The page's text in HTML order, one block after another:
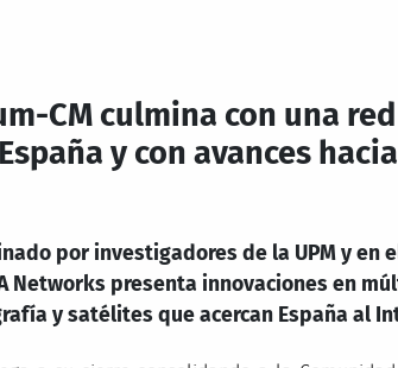
CM culmina con una
y con avances
por investigadores de la UPM y en
Networks presenta innovaciones en
y satélites que acercan España al